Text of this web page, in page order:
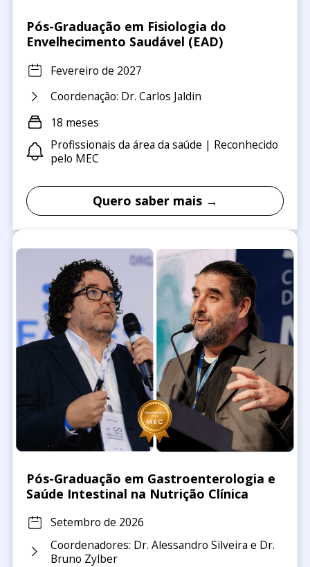
Pós-Graduação em Fisiologia do
Envelhecimento Saudável (EAD)
Fevereiro de 2027
Coordenação: Dr. Carlos Jaldin
18 meses
Profissionais da área da saúde | Reconhecido
pelo MEC
Quero saber mais →
Pós-Graduação em Gastroenterologia e
Saúde Intestinal na Nutrição Clínica
Setembro de 2026
Coordenadores: Dr. Alessandro Silveira e Dr.
Bruno Zylber